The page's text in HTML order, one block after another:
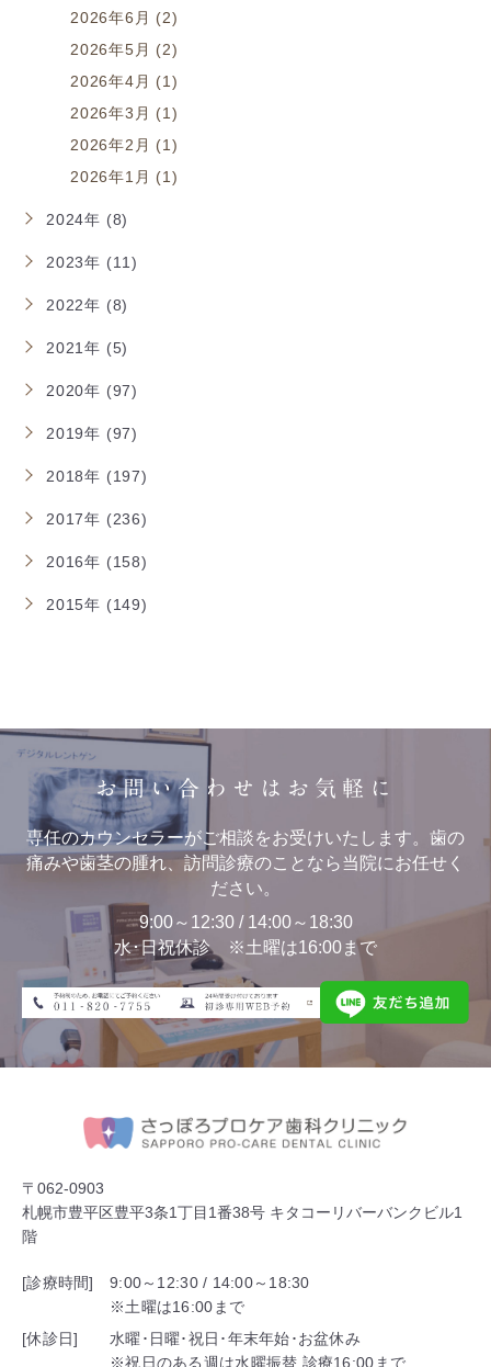
2026年6月 (2)
2026年5月 (2)
2026年4月 (1)
2026年3月 (1)
2026年2月 (1)
2026年1月 (1)
2024年 (8)
2023年 (11)
2022年 (8)
2021年 (5)
2020年 (97)
2019年 (97)
2018年 (197)
2017年 (236)
2016年 (158)
2015年 (149)
お問い合わせはお気軽に
専任のカウンセラーがご相談をお受けいたします。歯の
痛みや歯茎の腫れ、訪問診療のことなら当院にお任せく
ださい。
9:00～12:30 / 14:00～18:30
水･日祝休診 ※土曜は16:00まで
〒062-0903
札幌市豊平区豊平3条1丁目1番38号 キタコーリバーバンクビル1
階
[診療時間]
9:00～12:30 / 14:00～18:30
※土曜は16:00まで
[休診日]
水曜･日曜･祝日･年末年始･お盆休み
※祝日のある週は水曜振替 診療16:00まで